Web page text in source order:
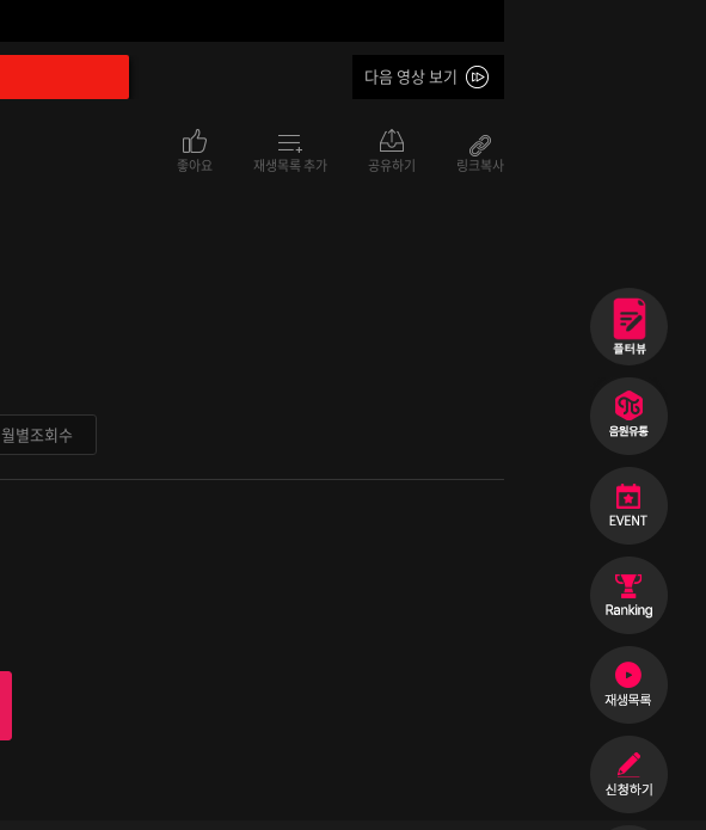
다음 영상 보기
좋아요 재생목록 추가 공유하기 링크복사
월별조회수